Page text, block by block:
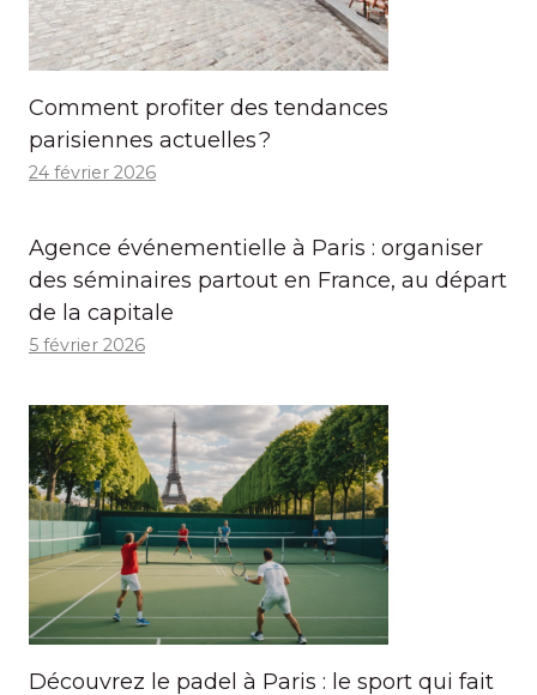
Comment profiter des tendances
parisiennes actuelles ?
24 février 2026
Agence événementielle à Paris : organiser
des séminaires partout en France, au départ
de la capitale
5 février 2026
Découvrez le padel à Paris : le sport qui fait